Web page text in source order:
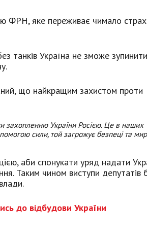
ФРН, яке переживає чимало
танків Україна не зможе зупинити
що найкращим захистом проти
захопленню України Росією. Це в наших
сили, той загрожує безпеці та
аби спонукати уряд надати
Таким чином виступи депутатів
до відбудови України